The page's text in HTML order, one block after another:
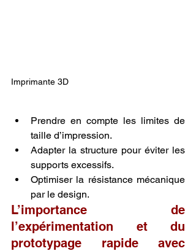
Imprimante 3D
Prendre en compte les limites de
taille d’impression.
Adapter la structure pour éviter les
supports excessifs.
Optimiser la résistance mécanique
par le design.
L’importance de
l’expérimentation et du
prototypage rapide avec